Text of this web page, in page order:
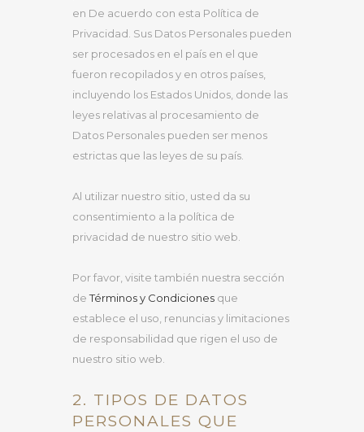
en De acuerdo con esta Política de
Privacidad. Sus Datos Personales pueden
ser procesados ​​en el país en el que
fueron recopilados y en otros países,
incluyendo los Estados Unidos, donde las
leyes relativas al procesamiento de
Datos Personales pueden ser menos
estrictas que las leyes de su país.
Al utilizar nuestro sitio, usted da su
consentimiento a la política de
privacidad de nuestro sitio web.
Por favor, visite también nuestra sección
deTérminos y Condiciones que
establece el uso, renuncias y limitaciones
de responsabilidad que rigen el uso de
nuestro sitio web.
2. TIPOS DE DATOS
PERSONALES QUE